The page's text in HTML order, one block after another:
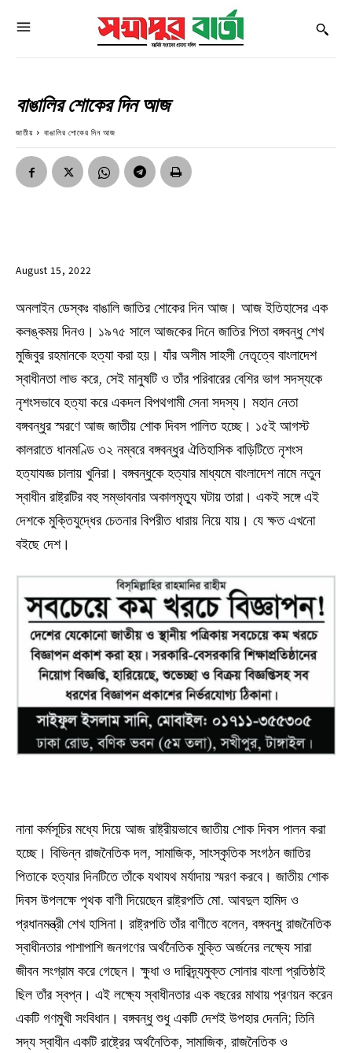
বাঙালির শোকের দিন আজ
জাতীয় বাঙালির শোকের দিন আজ
August 15, 2022
অনলাইন ডেস্কঃ বাঙালি জাতির শোকের দিন আজ। আজ ইতিহাসের এক
কলঙ্কময় দিনও। ১৯৭৫ সালে আজকের দিনে জাতির পিতা বঙ্গবন্ধু শেখ
মুজিবুর রহমানকে হত্যা করা হয়। যাঁর অসীম সাহসী নেতৃত্বে বাংলাদেশ
স্বাধীনতা লাভ করে, সেই মানুষটি ও তাঁর পরিবারের বেশির ভাগ সদস্যকে
নৃশংসভাবে হত্যা করে একদল বিপথগামী সেনা সদস্য। মহান নেতা
বঙ্গবন্ধুর স্মরণে আজ জাতীয় শোক দিবস পালিত হচ্ছে। ১৫ই আগস্ট
কালরাতে ধানমণ্ডি ৩২ নম্বরে বঙ্গবন্ধুর ঐতিহাসিক বাড়িটিতে নৃশংস
হত্যাযজ্ঞ চালায় খুনিরা। বঙ্গবন্ধুকে হত্যার মাধ্যমে বাংলাদেশ নামে নতুন
স্বাধীন রাষ্ট্রটির বহু সম্ভাবনার অকালমৃত্যু ঘটায় তারা। একই সঙ্গে এই
দেশকে মুক্তিযুদ্ধের চেতনার বিপরীত ধারায় নিয়ে যায়। যে ক্ষত এখনো
বইছে দেশ।
নানা কর্মসূচির মধ্যে দিয়ে আজ রাষ্ট্রীয়ভাবে জাতীয় শোক দিবস পালন করা
হচ্ছে। বিভিন্ন রাজনৈতিক দল, সামাজিক, সাংস্কৃতিক সংগঠন জাতির
পিতাকে হত্যার দিনটিতে তাঁকে যথাযথ মর্যাদায় স্মরণ করবে। জাতীয় শোক
দিবস উপলক্ষে পৃথক বাণী দিয়েছেন রাষ্ট্রপতি মো. আবদুল হামিদ ও
প্রধানমন্ত্রী শেখ হাসিনা। রাষ্ট্রপতি তাঁর বাণীতে বলেন, বঙ্গবন্ধু রাজনৈতিক
স্বাধীনতার পাশাপাশি জনগণের অর্থনৈতিক মুক্তি অর্জনের লক্ষ্যে সারা
জীবন সংগ্রাম করে গেছেন। ক্ষুধা ও দারিদ্র্যমুক্ত সোনার বাংলা প্রতিষ্ঠাই
ছিল তাঁর স্বপ্ন। এই লক্ষ্যে স্বাধীনতার এক বছরের মাথায় প্রণয়ন করেন
একটি গণমুখী সংবিধান। বঙ্গবন্ধু শুধু একটি দেশই উপহার দেননি; তিনি
সদ্য স্বাধীন একটি রাষ্ট্রের অর্থনৈতিক, সামাজিক, রাজনৈতিক ও